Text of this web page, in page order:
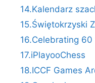
14.Kalendarz
15.Świętokrzyski
16.Celebrating
17.iPlayooChess
18.ICCF Games